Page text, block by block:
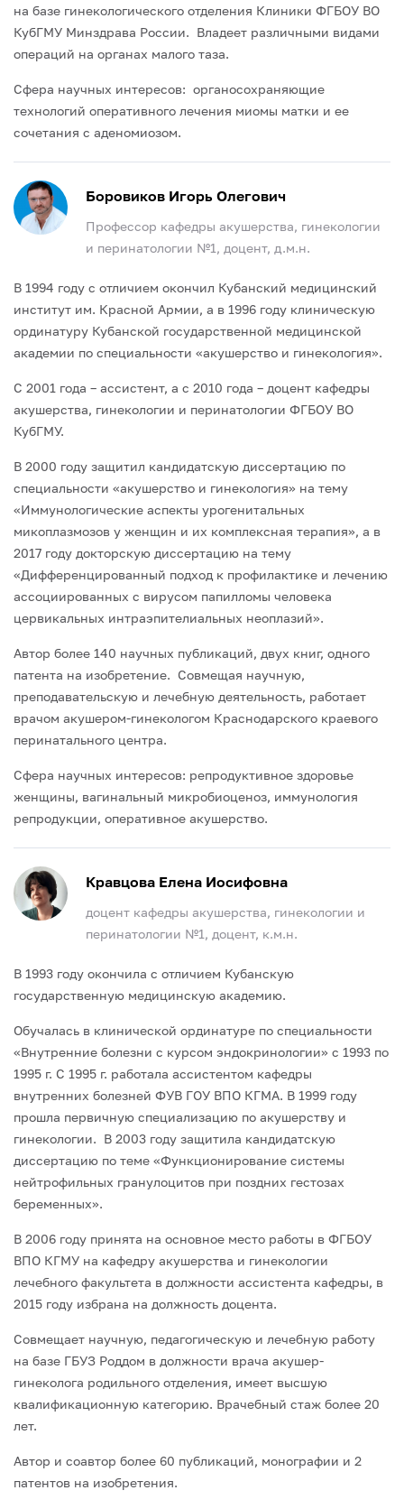
на базе гинекологического отделения Клиники ФГБОУ ВО
КубГМУ Минздрава России. Владеет различными видами
операций на органах малого таза.
Сфера научных интересов: органосохраняющие
технологий оперативного лечения миомы матки и ее
сочетания с аденомиозом.
Боровиков Игорь Олегович
Профессор кафедры акушерства, гинекологии
и перинатологии №1, доцент, д.м.н.
В 1994 году с отличием окончил Кубанский медицинский
институт им. Красной Армии, а в 1996 году клиническую
ординатуру Кубанской государственной медицинской
академии по специальности «акушерство и гинекология».
С 2001 года – ассистент, а с 2010 года – доцент кафедры
акушерства, гинекологии и перинатологии ФГБОУ ВО
КубГМУ.
В 2000 году защитил кандидатскую диссертацию по
специальности «акушерство и гинекология» на тему
«Иммунологические аспекты урогенитальных
микоплазмозов у женщин и их комплексная терапия», а в
2017 году докторскую диссертацию на тему
«Дифференцированный подход к профилактике и лечению
ассоциированных с вирусом папилломы человека
цервикальных интраэпителиальных неоплазий».
Автор более 140 научных публикаций, двух книг, одного
патента на изобретение. Совмещая научную,
преподавательскую и лечебную деятельность, работает
врачом акушером-гинекологом Краснодарского краевого
перинатального центра.
Сфера научных интересов: репродуктивное здоровье
женщины, вагинальный микробиоценоз, иммунология
репродукции, оперативное акушерство.
Кравцова Елена Иосифовна
доцент кафедры акушерства, гинекологии и
перинатологии №1, доцент, к.м.н.
В 1993 году окончила с отличием Кубанскую
государственную медицинскую академию.
Обучалась в клинической ординатуре по специальности
«Внутренние болезни с курсом эндокринологии» с 1993 по
1995 г. С 1995 г. работала ассистентом кафедры
внутренних болезней ФУВ ГОУ ВПО КГМА. В 1999 году
прошла первичную специализацию по акушерству и
гинекологии. В 2003 году защитила кандидатскую
диссертацию по теме «Функционирование системы
нейтрофильных гранулоцитов при поздних гестозах
беременных».
В 2006 году принята на основное место работы в ФГБОУ
ВПО КГМУ на кафедру акушерства и гинекологии
лечебного факультета в должности ассистента кафедры, в
2015 году избрана на должность доцента.
Совмещает научную, педагогическую и лечебную работу
на базе ГБУЗ Роддом в должности врача акушер-
гинеколога родильного отделения, имеет высшую
квалификационную категорию. Врачебный стаж более 20
лет.
Автор и соавтор более 60 публикаций, монографии и 2
патентов на изобретения.